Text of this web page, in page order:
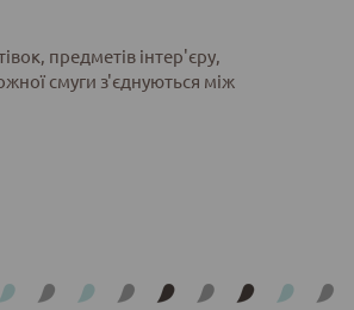
предметів інтер'єру,
смуги з'єднуються між